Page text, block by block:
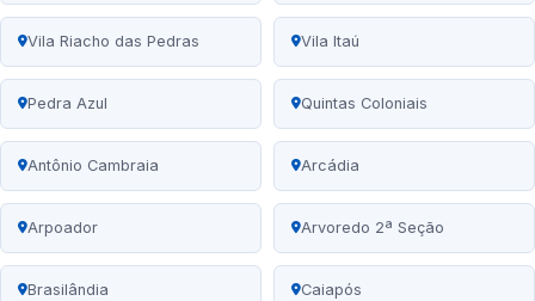
Vila Riacho das Pedras Vila Itaú
Pedra Azul Quintas Coloniais
Antônio Cambraia Arcádia
Arpoador Arvoredo 2ª Seção
Brasilândia Caiapós